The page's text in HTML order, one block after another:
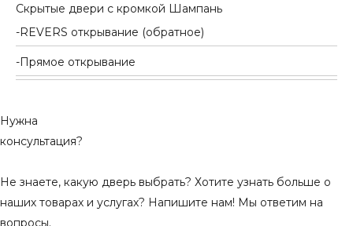
Скрытые двери с кромкой Шампань
REVERS открывание (обратное)
Прямое открывание
Нужна
консультация?
Не знаете, какую дверь выбрать? Хотите узнать больше о
наших товарах и услугах? Напишите нам! Мы ответим на
вопросы.